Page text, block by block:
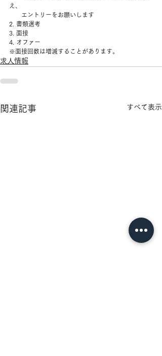
え、
エントリーをお願いします
2. 書類選考
3. 面接
4. オファー
※面接回数は増減することがあります。
求人情報
関連記事 すべて表示